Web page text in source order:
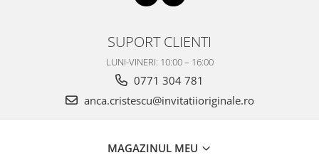
SUPORT CLIENTI
LUNI-VINERI: 10:00 – 16:00
0771 304 781
anca.cristescu@invitatiioriginale.ro
MAGAZINUL MEU